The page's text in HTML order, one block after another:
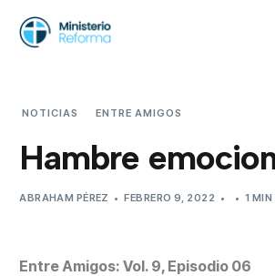
NOTICIAS ENTRE AMIGOS
Hambre
ABRAHAM PÉREZ FEBRERO 9, 2022 1 MIN
Entre Amigos: Vol. 9, Episodio 06